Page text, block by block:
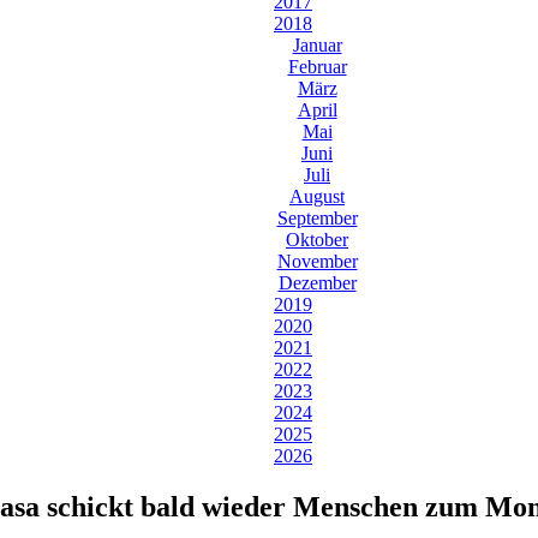
2018
Januar
Februar
März
April
Mai
Juni
Juli
August
September
Oktober
November
Dezember
2019
2020
2021
2022
2023
2024
2025
2026
schickt bald wieder Menschen zum